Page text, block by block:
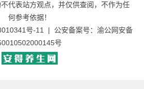
代表站方观点，并仅供查阅，不作为任
何参考依据！
号-11 | 公安备案号： 渝公网安备
号